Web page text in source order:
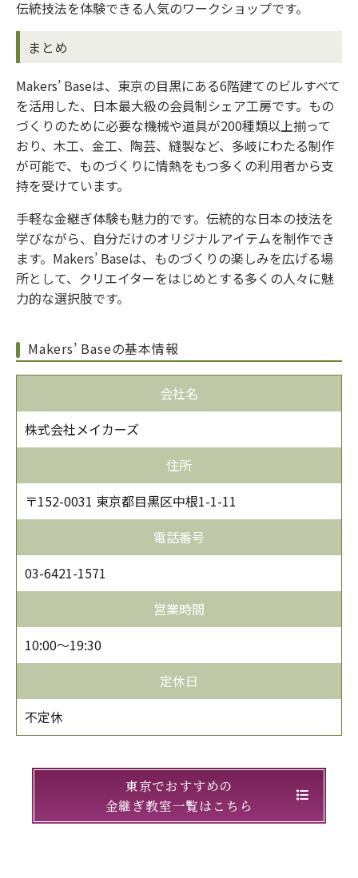
伝統技法を体験できる人気のワークショップです。
まとめ
Makers’ Baseは、東京の目黒にある6階建てのビルすべて
を活用した、日本最大級の会員制シェア工房です。もの
づくりのために必要な機械や道具が200種類以上揃って
おり、木工、金工、陶芸、縫製など、多岐にわたる制作
が可能で、ものづくりに情熱をもつ多くの利用者から支
持を受けています。
手軽な金継ぎ体験も魅力的です。伝統的な日本の技法を
学びながら、自分だけのオリジナルアイテムを制作でき
ます。Makers’ Baseは、ものづくりの楽しみを広げる場
所として、クリエイターをはじめとする多くの人々に魅
力的な選択肢です。
Makers’ Baseの基本情報
会社名
株式会社メイカーズ
住所
〒152-0031 東京都目黒区中根1-1-11
電話番号
03-6421-1571
営業時間
10:00〜19:30
定休日
不定休
東京でおすすめの
金継ぎ教室一覧はこちら